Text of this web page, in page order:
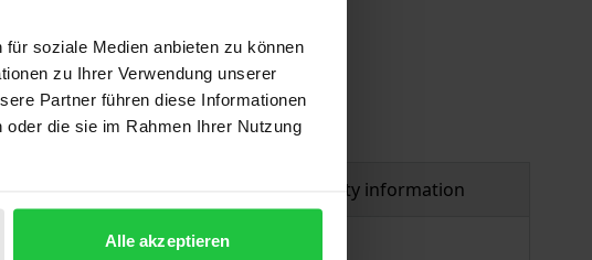
soziale Medien anbieten zu können
zu Ihrer Verwendung unserer
Partner führen diese Informationen
die sie im Rahmen Ihrer Nutzung
Alle akzeptieren
Product safety information